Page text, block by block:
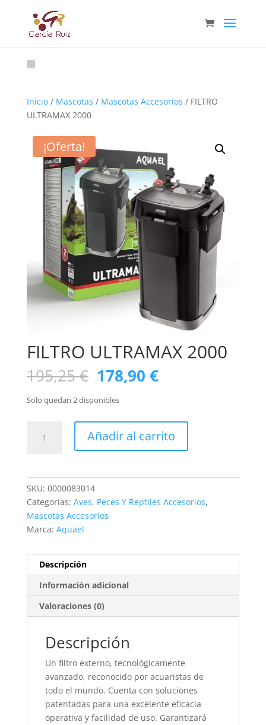
Inicio/ Mascotas / Mascotas Accesorios / FILTRO
ULTRAMAX 2000
¡Oferta!
FILTRO ULTRAMAX 2000
195,25€ 178,90 €
Solo quedan 2 disponibles
ULTRAMAX
Añadir al carrito
SKU: 0000083014
Categorías: Aves, Peces Y Reptiles Accesorios,
Mascotas Accesorios
Marca: Aquael
Descripción
Información adicional
Valoraciones (0)
Descripción
Un filtro externo, tecnológicamente
avanzado, reconocido por acuaristas de
todo el mundo. Cuenta con soluciones
patentadas para una excelente eficacia
operativa y facilidad de uso. Garantizará